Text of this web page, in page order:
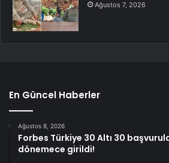
Ağustos 7, 2026
En Güncel Haberler
Ağustos 8, 2026
Forbes Türkiye 30 Altı 30
dönemece girildi!